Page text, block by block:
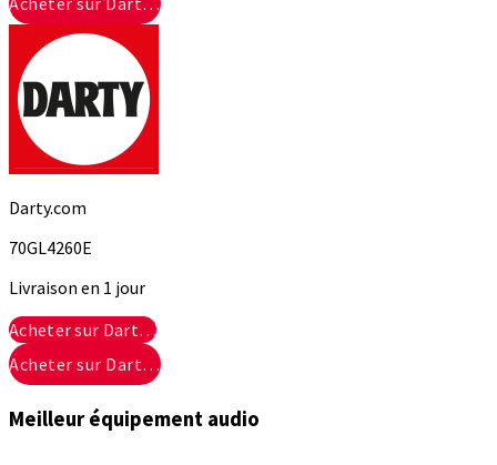
Darty.com
70GL4260E
Livraison en 1 jour
Acheter sur Dart…
Acheter sur Dart…
Meilleur équipement audio